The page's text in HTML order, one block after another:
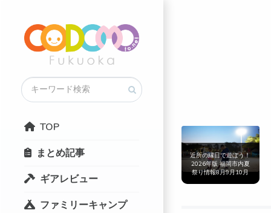
TOP
まとめ記事
ギアレビュー
ファミリーキャンプ
近所の縁日で遊ぼう！
2026年版 福岡市内夏
祭り情報8月9月10月